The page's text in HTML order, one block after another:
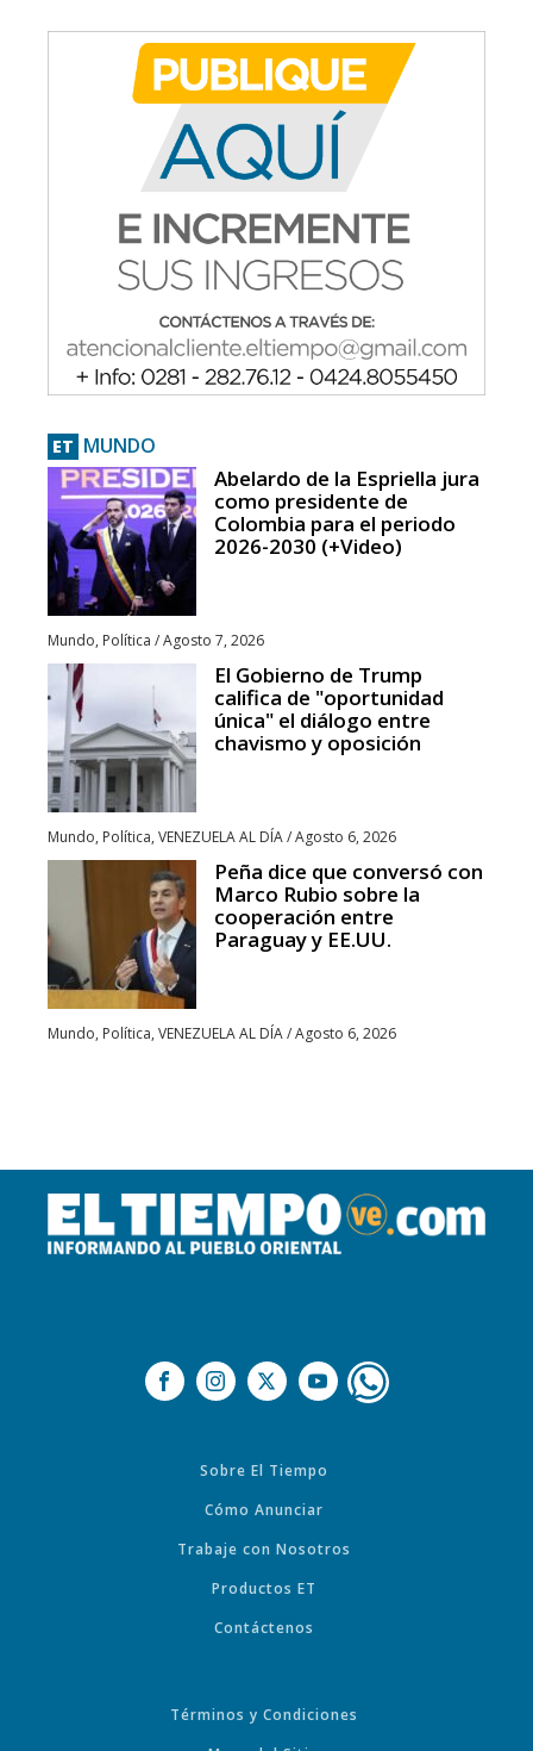
ET MUNDO
Abelardo de la Espriella jura
como presidente de
Colombia para el periodo
2026-2030 (+Video)
Mundo, Política /Agosto 7, 2026
El Gobierno de Trump
califica de "oportunidad
única" el diálogo entre
chavismo y oposición
Mundo, Política, VENEZUELA AL DÍA/Agosto 6, 2026
Peña dice que conversó con
Marco Rubio sobre la
cooperación entre
Paraguay y EE.UU.
Mundo, Política, VENEZUELA AL DÍA/Agosto 6, 2026
Sobre El Tiempo
Cómo Anunciar
Trabaje con Nosotros
Productos ET
Contáctenos
Términos y Condiciones